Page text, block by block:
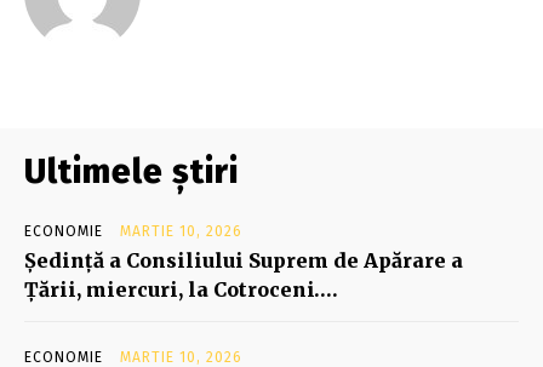
Ultimele știri
ECONOMIE MARTIE 10, 2026
Şedinţă a Consiliului Suprem de Apărare a
Ţării, miercuri, la Cotroceni….
ECONOMIE MARTIE 10, 2026